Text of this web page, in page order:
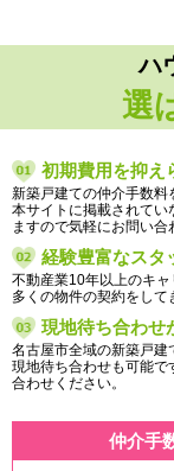
ハ
選
初期費用を抑え
新築戸建ての仲介手数料
本サイトに掲載されて
ますので気軽にお問い合
経験豊富なスタ
不動産業10年以上のキャ
多くの物件の契約をして
現地待ち合わせ
名古屋市全域の新築戸建
現地待ち合わせも可能
合わせください。
仲介手